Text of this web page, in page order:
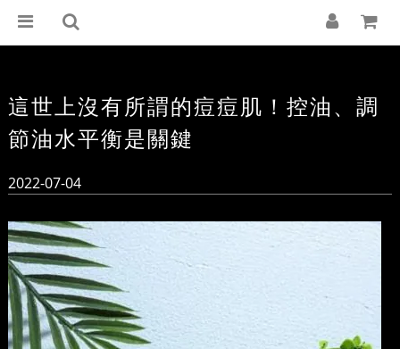
這世上沒有所謂的痘痘肌！控油、調
節油水平衡是關鍵
2022-07-04